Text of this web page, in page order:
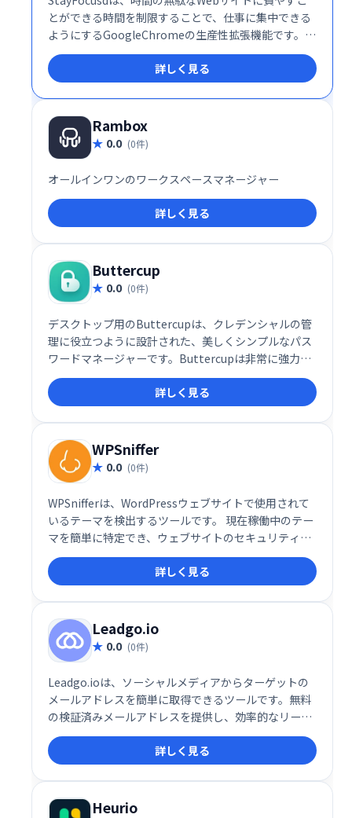
とができる時間を制限することで、仕事に集中できる
ようにするGoogleChromeの生産性拡張機能です。割
り当てられた時間が使い果たされると、ブロックした
サイトはその日の残りの時間はアクセスできなくなり
ます。
詳しく見る
Rambox
0.0 (0件)
オールインワンのワークスペースマネージャー
詳しく見る
Buttercup
0.0 (0件)
デスクトップ用のButtercupは、クレデンシャルの管
理に役立つように設計された、美しくシンプルなパス
ワードマネージャーです。Buttercupは非常に強力な
暗号化を使用して、単一のマスターパスワードで機密
情報を保護します-サービスごとに、より強力で複雑な
パスワードを自由に使用して、Buttercupに安全に保
管させてください。
詳しく見る
WPSniffer
0.0 (0件)
WPSnifferは、WordPressウェブサイトで使用されて
いるテーマを検出するツールです。 現在稼働中のテー
マを簡単に特定でき、ウェブサイトのセキュリティや
保守管理に役立ちます。 複雑な設定は不要で、迅速か
つ正確にテーマ情報を取得できます。
詳しく見る
Leadgo.io
0.0 (0件)
Leadgo.ioは、ソーシャルメディアからターゲットの
メールアドレスを簡単に取得できるツールです。無料
の検証済みメールアドレスを提供し、効率的なリード
ジェネレーションを支援します。営業活動の効率化や
顧客獲得に役立ちます。詳しく見る
Heurio